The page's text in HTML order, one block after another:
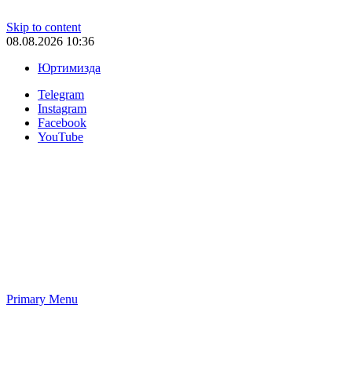
Skip to content
08.08.2026 10:36
Юртимизда
Telegram
Instagram
Facebook
YouTube
Primary Menu